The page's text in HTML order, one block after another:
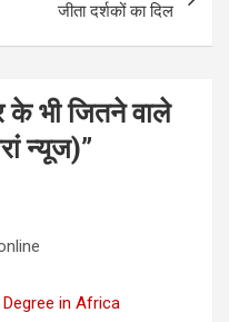
जीता दर्शकों का दिल
के भी जितने वाले
न्यूज)”
in Africa